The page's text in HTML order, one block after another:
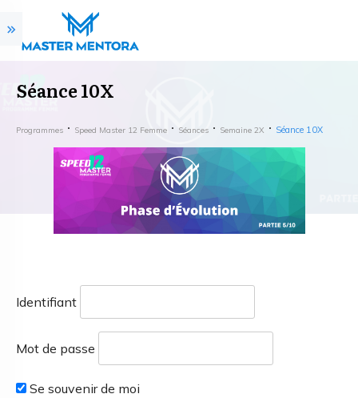
Séance 10X
Programmes Speed Master 12 Femme Séances Semaine 2X Séance 10X
Identifiant
Mot de passe
Se souvenir de moi